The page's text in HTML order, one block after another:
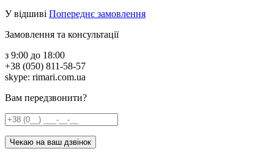
У відшиві Попереднє замовлення
Замовлення та консультації
з 9:00 до 18:00
+38 (050) 811-58-57
skype: rimari.com.ua
Вам передзвонити?